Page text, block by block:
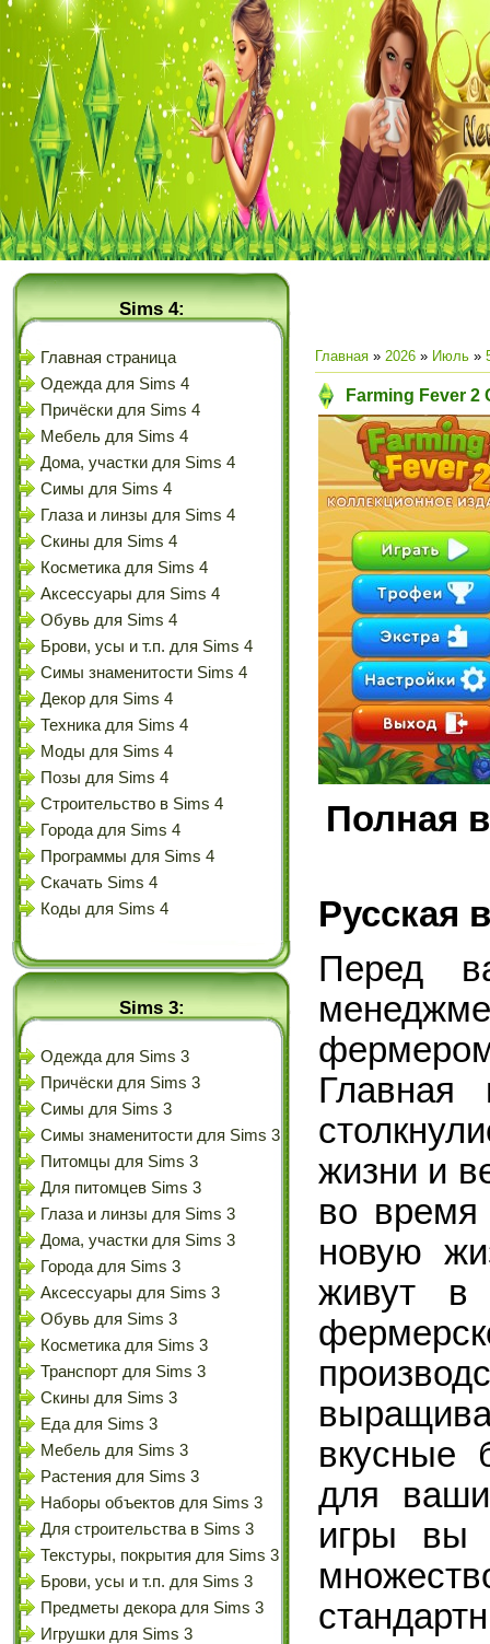
Sims 4:
Главная страница
Одежда для Sims 4
Причёски для Sims 4
Мебель для Sims 4
Дома, участки для Sims 4
Симы для Sims 4
Глаза и линзы для Sims 4
Скины для Sims 4
Косметика для Sims 4
Аксессуары для Sims 4
Обувь для Sims 4
Брови, усы и т.п. для Sims 4
Симы знаменитости Sims 4
Декор для Sims 4
Техника для Sims 4
Моды для Sims 4
Позы для Sims 4
Строительство в Sims 4
Города для Sims 4
Программы для Sims 4
Скачать Sims 4
Коды для Sims 4
Sims 3:
Одежда для Sims 3
Причёски для Sims 3
Симы для Sims 3
Симы знаменитости для Sims 3
Питомцы для Sims 3
Для питомцев Sims 3
Глаза и линзы для Sims 3
Дома, участки для Sims 3
Города для Sims 3
Аксессуары для Sims 3
Обувь для Sims 3
Косметика для Sims 3
Транспорт для Sims 3
Скины для Sims 3
Еда для Sims 3
Мебель для Sims 3
Растения для Sims 3
Наборы объектов для Sims 3
Для строительства в Sims 3
Текстуры, покрытия для Sims 3
Брови, усы и т.п. для Sims 3
Предметы декора для Sims 3
Игрушки для Sims 3
Главная » 2026 » Июль »
Farming Fever
Полная
Русская
Перед
жизни и
во время
новую
живут в
вкусные
для
игры вы